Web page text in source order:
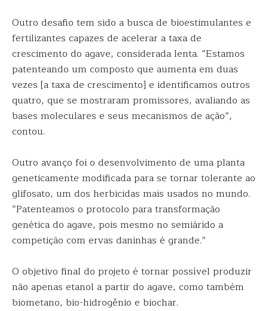
Outro desafio tem sido a busca de bioestimulantes e
fertilizantes capazes de acelerar a taxa de
crescimento do agave, considerada lenta. “Estamos
patenteando um composto que aumenta em duas
vezes [a taxa de crescimento] e identificamos outros
quatro, que se mostraram promissores, avaliando as
bases moleculares e seus mecanismos de ação”,
contou.
Outro avanço foi o desenvolvimento de uma planta
geneticamente modificada para se tornar tolerante ao
glifosato, um dos herbicidas mais usados no mundo.
“Patenteamos o protocolo para transformação
genética do agave, pois mesmo no semiárido a
competição com ervas daninhas é grande.”
O objetivo final do projeto é tornar possível produzir
não apenas etanol a partir do agave, como também
biometano, bio-hidrogênio e biochar.